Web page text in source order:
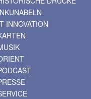
INNOVATION